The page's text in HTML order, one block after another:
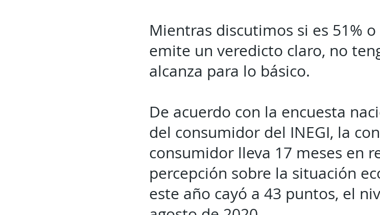
Mientras discutimos si es 51%
emite un veredicto claro, no
alcanza para lo básico.
De acuerdo con la encuesta
del consumidor del INEGI, la
consumidor lleva 17 meses en
percepción sobre la situación
este año cayó a 43 puntos, el